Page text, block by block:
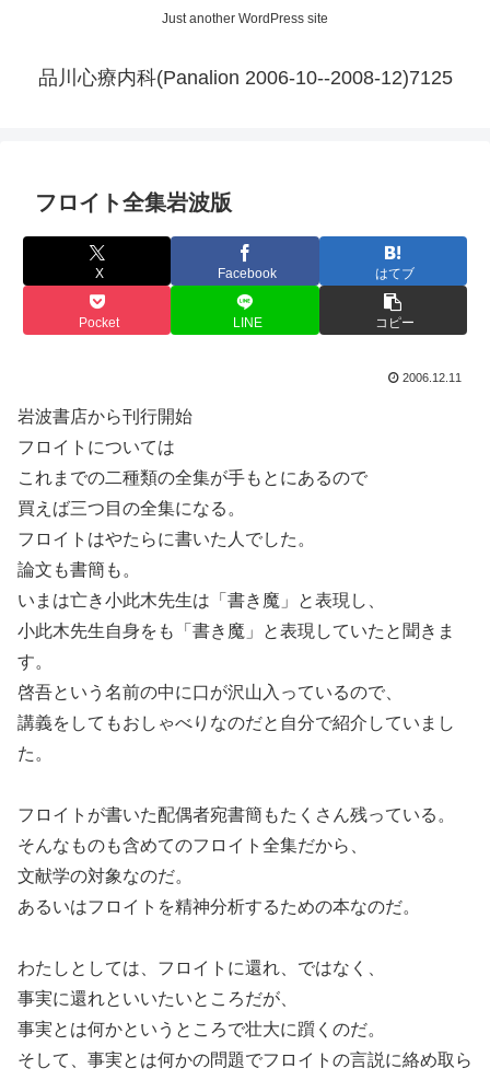
Just another WordPress site
品川心療内科(Panalion 2006-10--2008-12)7125
フロイト全集岩波版
X Facebook はてブ
Pocket LINE コピー
2006.12.11
岩波書店から刊行開始
フロイトについては
これまでの二種類の全集が手もとにあるので
買えば三つ目の全集になる。
フロイトはやたらに書いた人でした。
論文も書簡も。
いまは亡き小此木先生は「書き魔」と表現し、
小此木先生自身をも「書き魔」と表現していたと聞きま
す。
啓吾という名前の中に口が沢山入っているので、
講義をしてもおしゃべりなのだと自分で紹介していまし
た。
フロイトが書いた配偶者宛書簡もたくさん残っている。
そんなものも含めてのフロイト全集だから、
文献学の対象なのだ。
あるいはフロイトを精神分析するための本なのだ。
わたしとしては、フロイトに還れ、ではなく、
事実に還れといいたいところだが、
事実とは何かというところで壮大に躓くのだ。
そして、事実とは何かの問題でフロイトの言説に絡め取ら